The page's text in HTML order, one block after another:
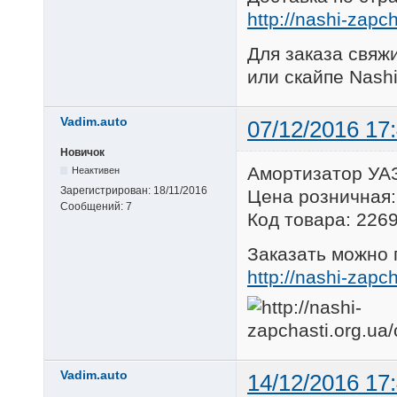
http://nashi-
Для заказа
или скайпе
Vadim.auto 07/12/2016
Новичок
Неактивен
Зарегистрирован: 18/11/2016
Сообщений: 7
Амортизатор
Цена
Код товара:
Заказать можно
http://nashi-
Vadim.auto 14/12/2016